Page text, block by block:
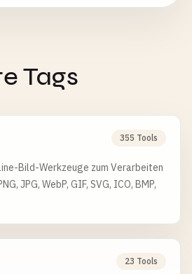
Tags
355 Tools
Bild-Werkzeuge zum Verarbeiten
JPG, WebP, GIF, SVG, ICO, BMP,
23 Tools